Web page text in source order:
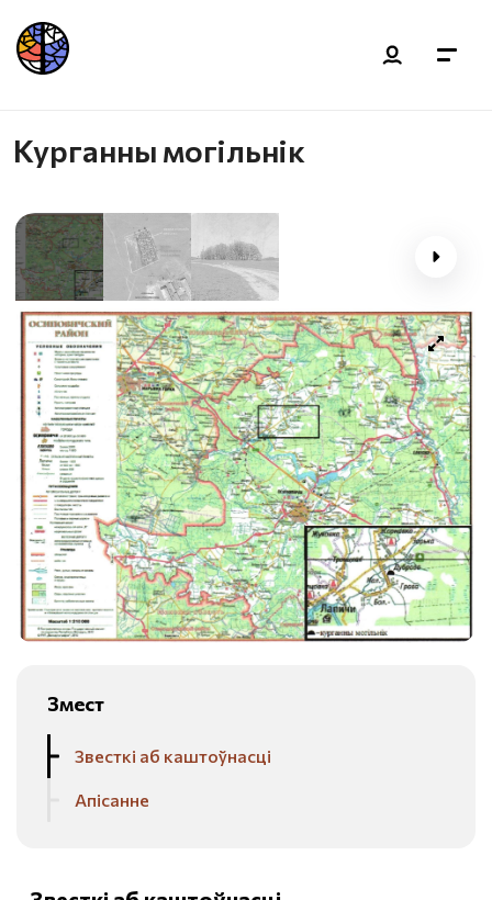
Курганны могільнік
Змест
Звесткі аб каштоўнасці
Апісанне